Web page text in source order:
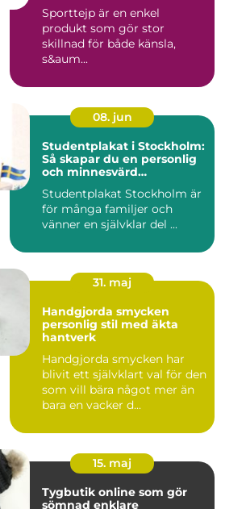
Sporttejp är en enkel
produkt som gör stor
skillnad för både känsla,
s&aum...
08. jun
Studentplakat i Stockholm:
Så skapar du en personlig
och minnesvärd
Studentplakat Stockholm är
för många familjer och
vänner en självklar del ...
31. maj
Handgjorda smycken
personlig stil med äkta
hantverk
Handgjorda smycken har
blivit ett självklart val för den
som vill bära något mer än
bara en vacker d...
15. maj
Tygbutik online som gör
sömnad enklare